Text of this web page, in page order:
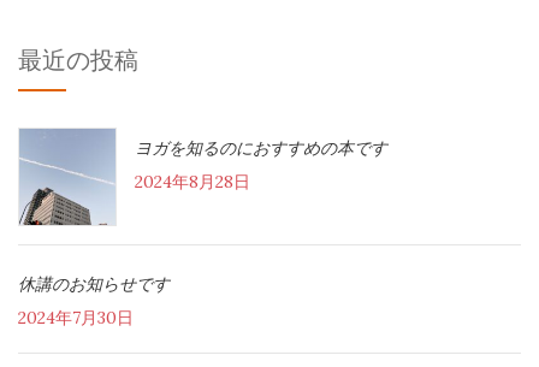
最近の投稿
ヨガを知るのにおすすめの本です
2024年8月28日
休講のお知らせです
2024年7月30日